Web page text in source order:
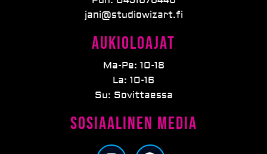
jani@studiowizart.fi
Aukioloajat
Ma-Pe: 10-18
La: 10-16
Su: Sovittaessa
Sosiaalinen media